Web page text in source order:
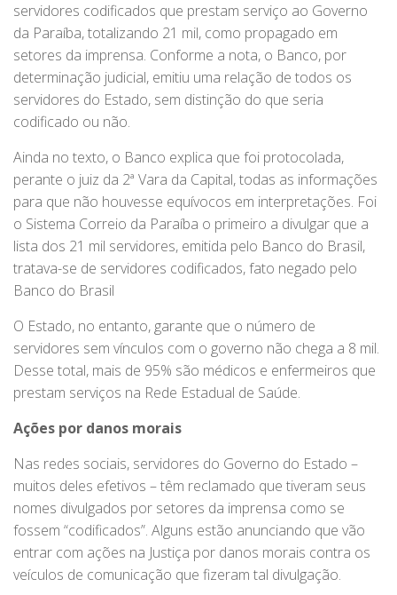
servidores codificados que prestam serviço ao Governo
da Paraíba, totalizando 21 mil, como propagado em
setores da imprensa. Conforme a nota, o Banco, por
determinação judicial, emitiu uma relação de todos os
servidores do Estado, sem distinção do que seria
codificado ou não.
Ainda no texto, o Banco explica que foi protocolada,
perante o juiz da 2ª Vara da Capital, todas as informações
para que não houvesse equívocos em interpretações. Foi
o Sistema Correio da Paraíba o primeiro a divulgar que a
lista dos 21 mil servidores, emitida pelo Banco do Brasil,
tratava-se de servidores codificados, fato negado pelo
Banco do Brasil
O Estado, no entanto, garante que o número de
servidores sem vínculos com o governo não chega a 8 mil.
Desse total, mais de 95% são médicos e enfermeiros que
prestam serviços na Rede Estadual de Saúde.
Ações por danos morais
Nas redes sociais, servidores do Governo do Estado –
muitos deles efetivos – têm reclamado que tiveram seus
nomes divulgados por setores da imprensa como se
fossem “codificados”. Alguns estão anunciando que vão
entrar com ações na Justiça por danos morais contra os
veículos de comunicação que fizeram tal divulgação.